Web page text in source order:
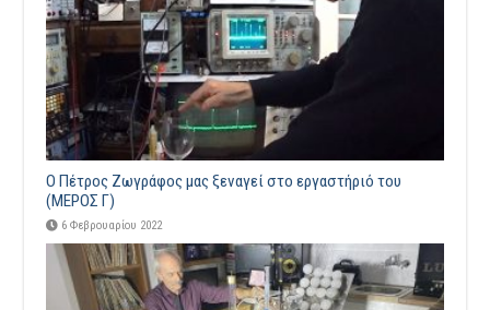
Ο Πέτρος Ζωγράφος μας ξεναγεί στο εργαστήριό του
(ΜΕΡΟΣ Γ)
6 Φεβρουαρίου 2022